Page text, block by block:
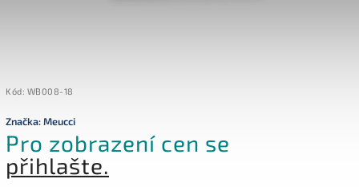
Kód: WB008-18
Značka:Meucci
Pro zobrazení cen se
přihlašte.